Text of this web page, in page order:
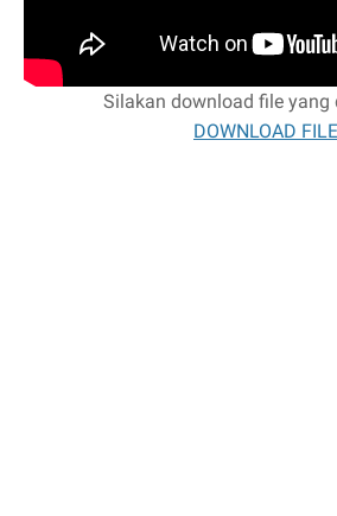
Silakan download file yang
DOWNLOAD FILE